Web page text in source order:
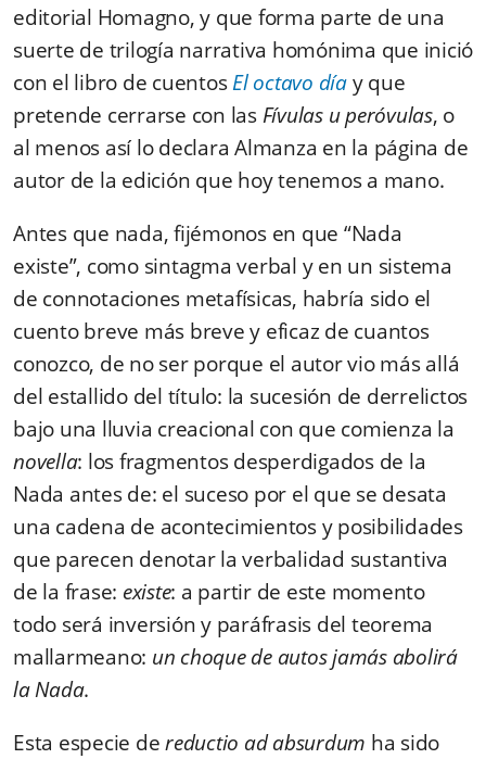
editorial Homagno, y que forma parte de una
suerte de trilogía narrativa homónima que inició
con el libro de cuentosEl octavo día y que
pretende cerrarse con las Fívulas u peróvulas, o
al menos así lo declara Almanza en la página de
autor de la edición que hoy tenemos a mano.
Antes que nada, fijémonos en que “Nada
existe”, como sintagma verbal y en un sistema
de connotaciones metafísicas, habría sido el
cuento breve más breve y eficaz de cuantos
conozco, de no ser porque el autor vio más allá
del estallido del título: la sucesión de derrelictos
bajo una lluvia creacional con que comienza la
novella: los fragmentos desperdigados de la
Nada antes de: el suceso por el que se desata
una cadena de acontecimientos y posibilidades
que parecen denotar la verbalidad sustantiva
de la frase: existe: a partir de este momento
todo será inversión y paráfrasis del teorema
mallarmeano: un choque de autos jamás abolirá
la Nada.
Esta especie dereductio ad absurdum ha sido